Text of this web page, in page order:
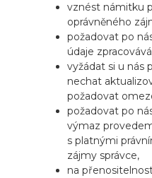
vznést námitku
oprávněného
požadovat po
údaje
vyžádat si u nás
nechat
požadovat
požadovat po
výmaz
s platnými
zájmy správce,
na